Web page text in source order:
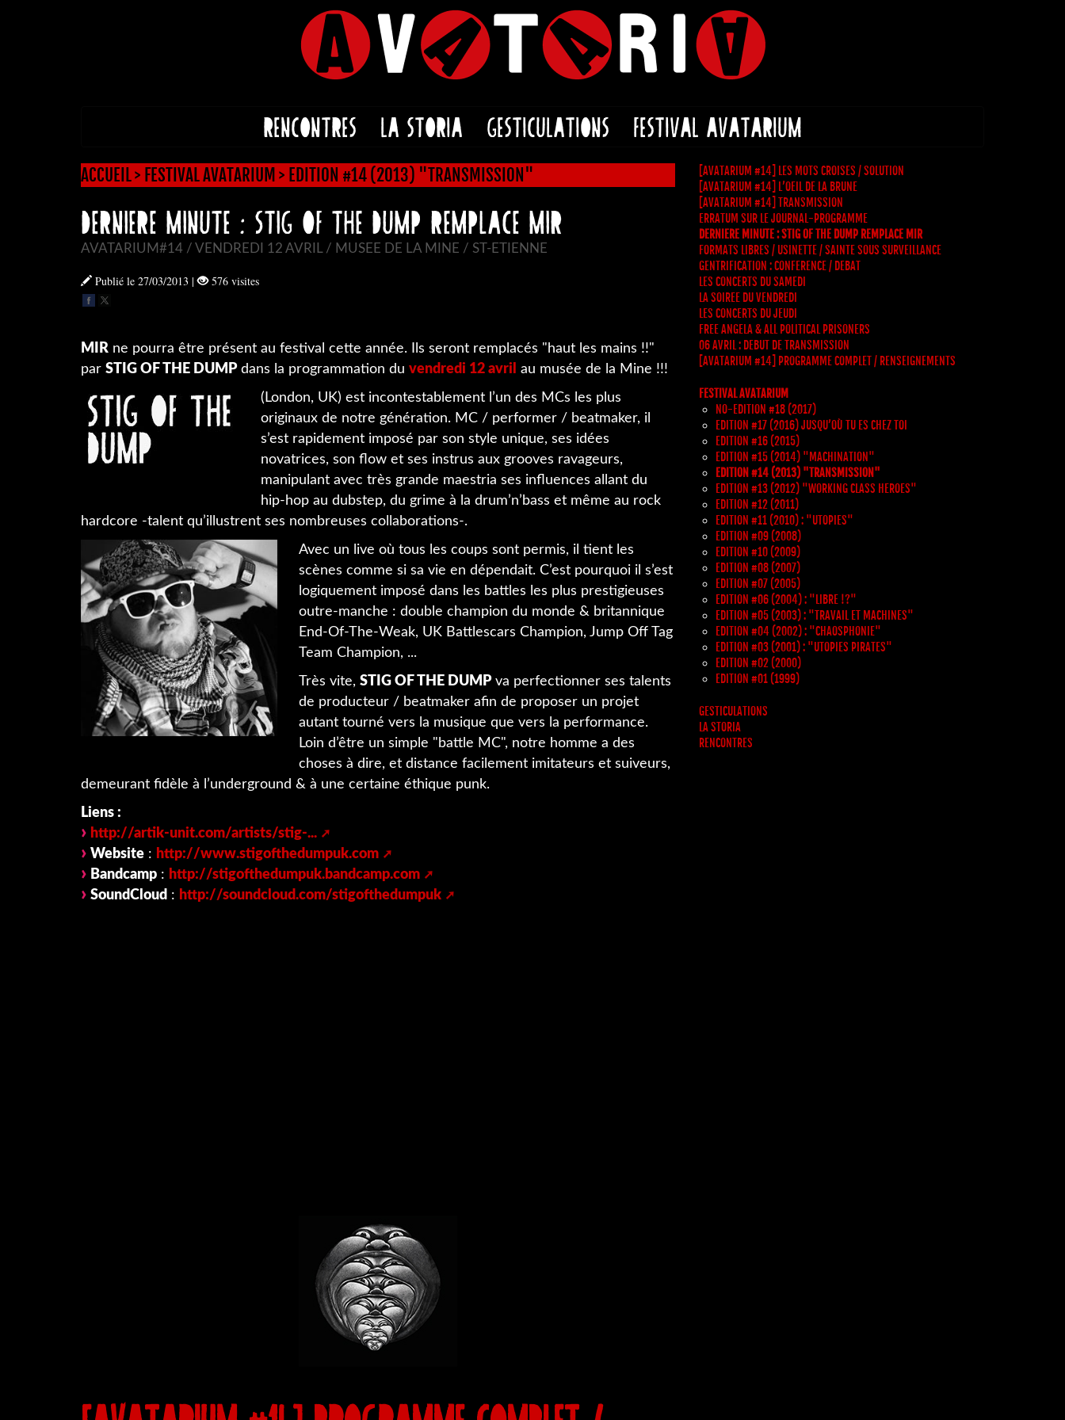
RENCONTRES LA STORIA GESTICULATIONS FESTIVAL AVATARIUM
ACCUEIL> FESTIVAL AVATARIUM > EDITION #14 (2013) "TRANSMISSION"
DERNIERE MINUTE : STIG OF THE DUMP REMPLACE MIR
AVATARIUM#14 / VENDREDI 12 AVRIL / MUSEE DE LA MINE / ST-ETIENNE
Publié le 27/03/2013 | 576 visites
MIR ne pourra être présent au festival cette année. Ils seront remplacés "haut les mains !!"
par STIG OF THE DUMPdans la programmation du vendredi 12 avril au musée de la Mine !!!
(London, UK) est incontestablement l’un des MCs les plus
originaux de notre génération. MC / performer / beatmaker, il
s’est rapidement imposé par son style unique, ses idées
novatrices, son flow et ses instrus aux grooves ravageurs,
manipulant avec très grande maestria ses influences allant du
hip-hop au dubstep, du grime à la drum’n’bass et même au rock
hardcore -talent qu’illustrent ses nombreuses collaborations-.
Avec un live où tous les coups sont permis, il tient les
scènes comme si sa vie en dépendait. C’est pourquoi il s’est
logiquement imposé dans les battles les plus prestigieuses
outre-manche : double champion du monde & britannique
End-Of-The-Weak, UK Battlescars Champion, Jump Off Tag
Team Champion, ...
Très vite, STIG OF THE DUMPva perfectionner ses talents
de producteur / beatmaker afin de proposer un projet
autant tourné vers la musique que vers la performance.
Loin d’être un simple "battle MC", notre homme a des
choses à dire, et distance facilement imitateurs et suiveurs,
demeurant fidèle à l’underground & à une certaine éthique punk.
Liens :
http://artik-unit.com/artists/stig-...
Website : http://www.stigofthedumpuk.com
Bandcamp : http://stigofthedumpuk.bandcamp.com
SoundCloud : http://soundcloud.com/stigofthedumpuk
[AVATARIUM #14] LES MOTS CROISES / SOLUTION
[AVATARIUM #14] L’OEIL DE LA BRUNE
[AVATARIUM #14] TRANSMISSION
ERRATUM SUR LE JOURNAL-PROGRAMME
DERNIERE MINUTE : STIG OF THE DUMP REMPLACE MIR
FORMATS LIBRES / USINETTE / SAINTE SOUS SURVEILLANCE
GENTRIFICATION : CONFERENCE / DEBAT
LES CONCERTS DU SAMEDI
LA SOIREE DU VENDREDI
LES CONCERTS DU JEUDI
FREE ANGELA & ALL POLITICAL PRISONERS
06 AVRIL : DEBUT DE TRANSMISSION
[AVATARIUM #14] PROGRAMME COMPLET / RENSEIGNEMENTS
FESTIVAL AVATARIUM
NO-EDITION #18 (2017)
EDITION #17 (2016) JUSQU’OÙ TU ES CHEZ TOI
EDITION #16 (2015)
EDITION #15 (2014) "MACHINATION"
EDITION #14 (2013) "TRANSMISSION"
EDITION #13 (2012) "WORKING CLASS HEROES"
EDITION #12 (2011)
EDITION #11 (2010) : "UTOPIES"
EDITION #09 (2008)
EDITION #10 (2009)
EDITION #08 (2007)
EDITION #07 (2005)
EDITION #06 (2004) : "LIBRE !?"
EDITION #05 (2003) : "TRAVAIL ET MACHINES"
EDITION #04 (2002) : "CHAOSPHONIE"
EDITION #03 (2001) : "UTOPIES PIRATES"
EDITION #02 (2000)
EDITION #01 (1999)
GESTICULATIONS
LA STORIA
RENCONTRES